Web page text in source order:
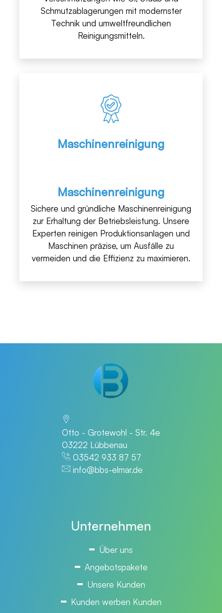
Schmutzablagerungen mit modernster
Technik und umweltfreundlichen
Reinigungsmitteln.
Maschinenreinigung
Maschinenreinigung
Sichere und gründliche Maschinenreinigung
zur Erhaltung der Betriebsleistung. Unsere
Experten reinigen Produktionsanlagen und
Maschinen präzise, um Ausfälle zu
vermeiden und die Effizienz zu maximieren.
Otto - Grotewohl - Str. 4e
03222 Lübbenau
03542 933 87 57
info@bbs-elmar.de
Unternehmen
Über uns
Angebotspakete
Unsere Kunden
Kunden werben Kunden